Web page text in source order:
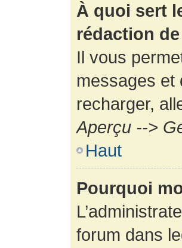
À quoi sert
rédaction
Il vous
messages et
recharger,
Aperçu -->
Haut
Pourquoi
forum dans